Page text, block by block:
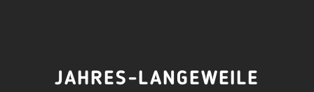
JAHRES-LANGEWEILE